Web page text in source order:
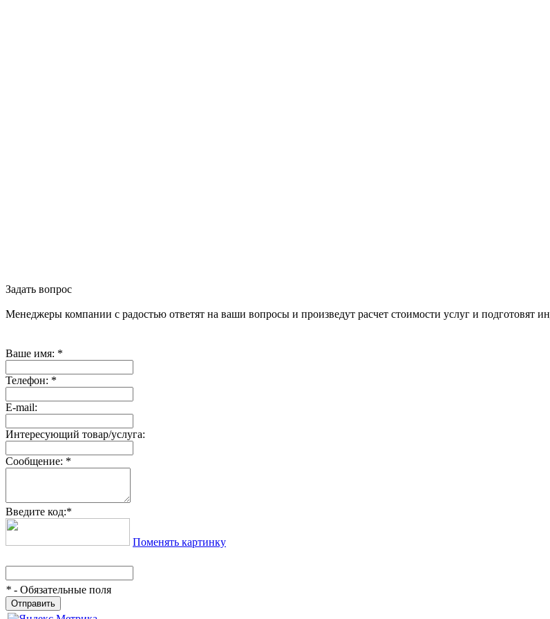
Задать вопрос
Менеджеры компании с радостью ответят на ваши вопросы и произведут расчет стоимости услуг и подготовят
Ваше имя: *
Телефон: *
E-mail:
Интересующий товар/услуга:
Сообщение: *
Введите код:*
Поменять картинку
* - Обязательные поля
Отправить